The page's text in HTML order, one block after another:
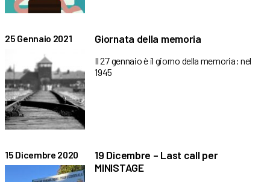
25 Gennaio 2021 Giornata della memoria
Il 27 gennaio è il giorno della memoria: nel
1945
15 Dicembre 2020
19 Dicembre – Last call per
MINISTAGE